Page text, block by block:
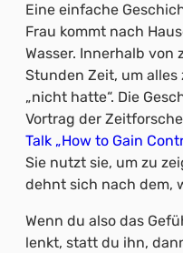
Eine einfache
Frau kommt nach
Wasser. Innerhalb von
Stunden Zeit, um alles
„nicht hatte“. Die
Vortrag der
Talk „How to Gain
Sie nutzt sie, um zu
dehnt sich nach dem,
Wenn du also das
lenkt, statt du ihn,